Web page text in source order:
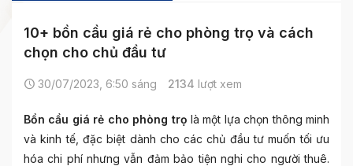
10+ bồn cầu giá rẻ cho phòng trọ và cách
chọn cho chủ đầu tư
30/07/2023, 6:50 sáng 2134 lượt xem
Bồn cầu giá rẻ cho phòng trọ là một lựa chọn thông minh
và kinh tế, đặc biệt dành cho các chủ đầu tư muốn tối ưu
hóa chi phí nhưng vẫn đảm bảo tiện nghi cho người thuê.